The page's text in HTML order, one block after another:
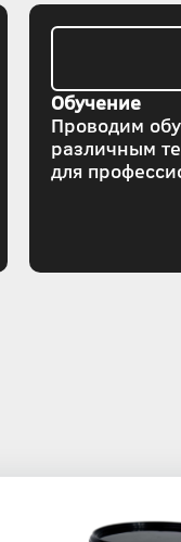
Обучение
Проводим
различным
для